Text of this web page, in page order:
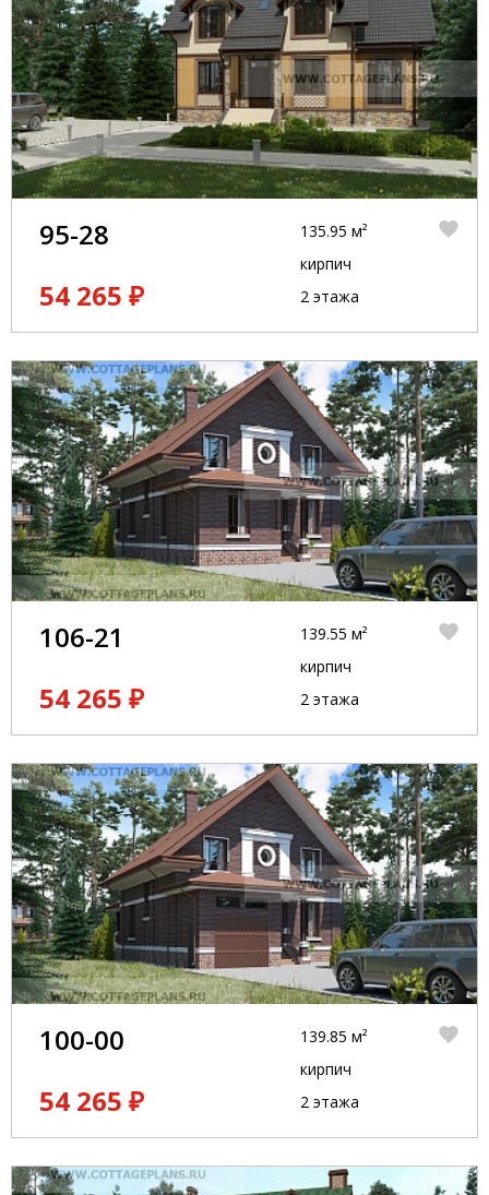
95-28
54 265 ₽
135.95 м²
кирпич
2 этажа
106-21
54 265 ₽
139.55 м²
кирпич
2 этажа
100-00
54 265 ₽
139.85 м²
кирпич
2 этажа